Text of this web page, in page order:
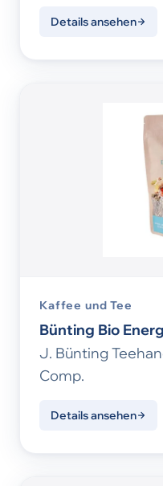
Details ansehen
Kaffee und Tee
Bünting Bio
J. Bünting
Comp.
Details ansehen